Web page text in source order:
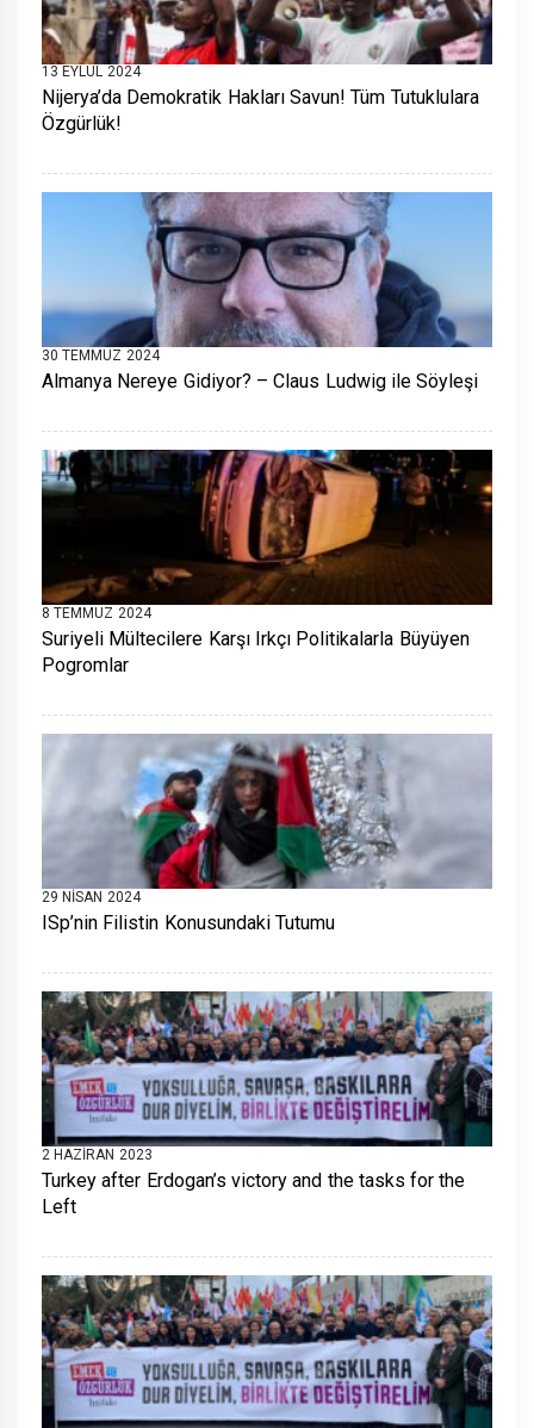
13 EYLÜL 2024
Nijerya’da Demokratik Hakları Savun! Tüm Tutuklulara
Özgürlük!
30 TEMMUZ 2024
Almanya Nereye Gidiyor? – Claus Ludwig ile Söyleşi
8 TEMMUZ 2024
Suriyeli Mültecilere Karşı Irkçı Politikalarla Büyüyen
Pogromlar
29 NISAN 2024
ISp’nin Filistin Konusundaki Tutumu
2 HAZIRAN 2023
Turkey after Erdogan’s victory and the tasks for the
Left